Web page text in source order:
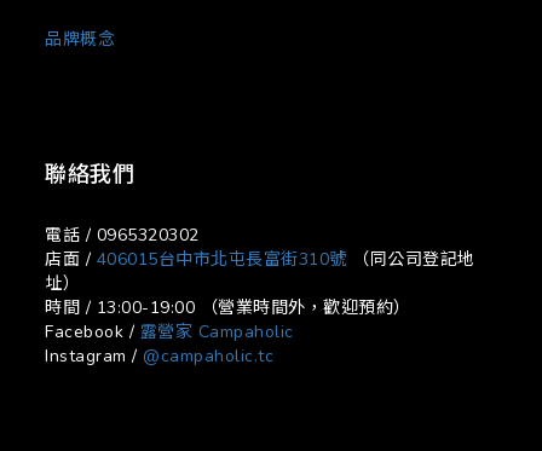
品牌概念
聯絡我們
電話 / 0965320302
店面 / 406015台中市北屯長富街310號（同公司登記地
址）
時間 / 13:00-19:00 （營業時間外，歡迎預約）
Facebook / 露營家 Campaholic
Instagram / @campaholic.tc